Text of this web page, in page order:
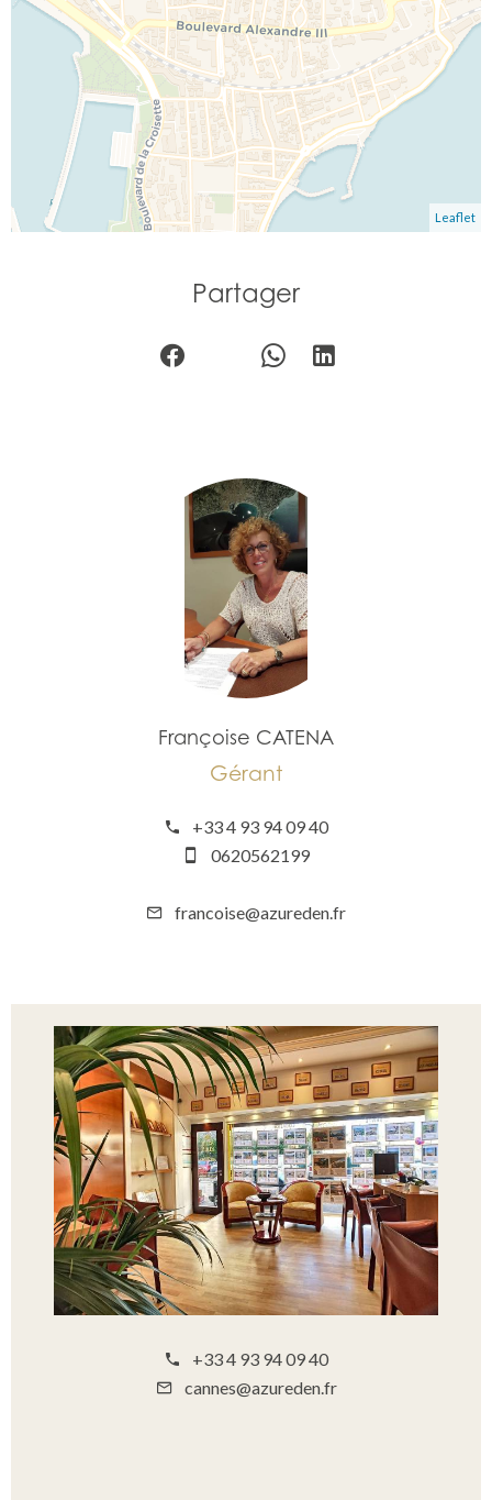
Leaflet
Partager
Françoise CATENA
Gérant
+33 4 93 94 09 40
0620562199
francoise@azureden.fr
+33 4 93 94 09 40
cannes@azureden.fr